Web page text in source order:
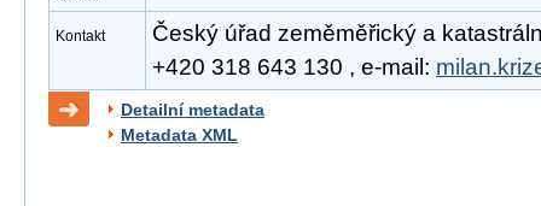
Kontakt
Český úřad zeměměřický a
+420 318 643 130 , e-mail:
Detailní metadata
Metadata XML